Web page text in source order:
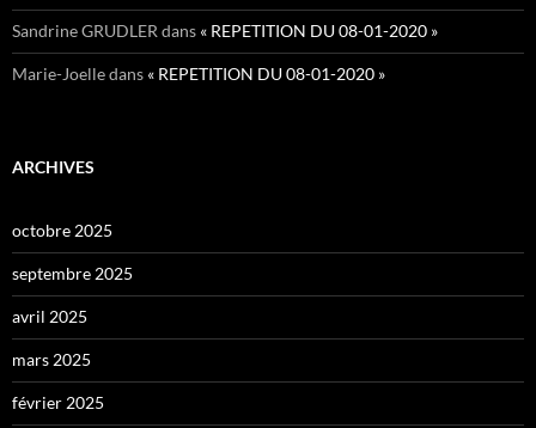
Sandrine GRUDLER dans « REPETITION DU 08-01-2020 »
Marie-Joelledans « REPETITION DU 08-01-2020 »
ARCHIVES
octobre 2025
septembre 2025
avril 2025
mars 2025
février 2025